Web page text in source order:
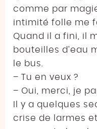
comme par
intimité folle me
Quand il a fini, il
bouteilles d’eau
le bus.
– Tu en veux ?
– Oui, merci, je
Il y a quelques
crise de larmes